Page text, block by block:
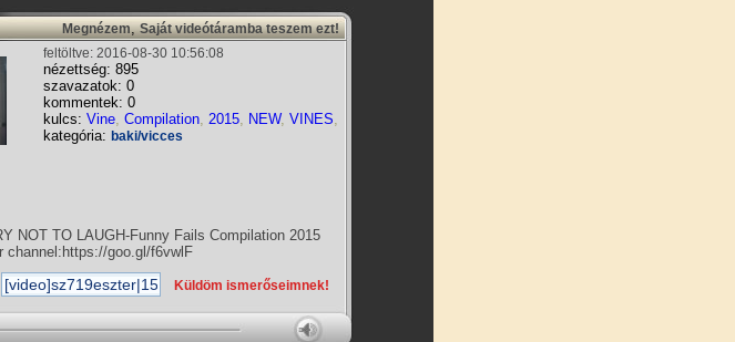
Megnézem,Saját videótáramba teszem ezt!
feltöltve: 2016-08-30 10:56:08
nézettség: 895
szavazatok: 0
kommentek: 0
kulcs: Vine, Compilation, 2015, NEW, VINES,
kategória: baki/vicces
NOT TO LAUGH-Funny Fails Compilation 2015
channel:https://goo.gl/f6vwlF
Küldöm ismerőseimnek!